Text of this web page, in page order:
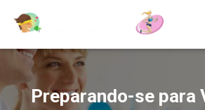
Preparando-se para